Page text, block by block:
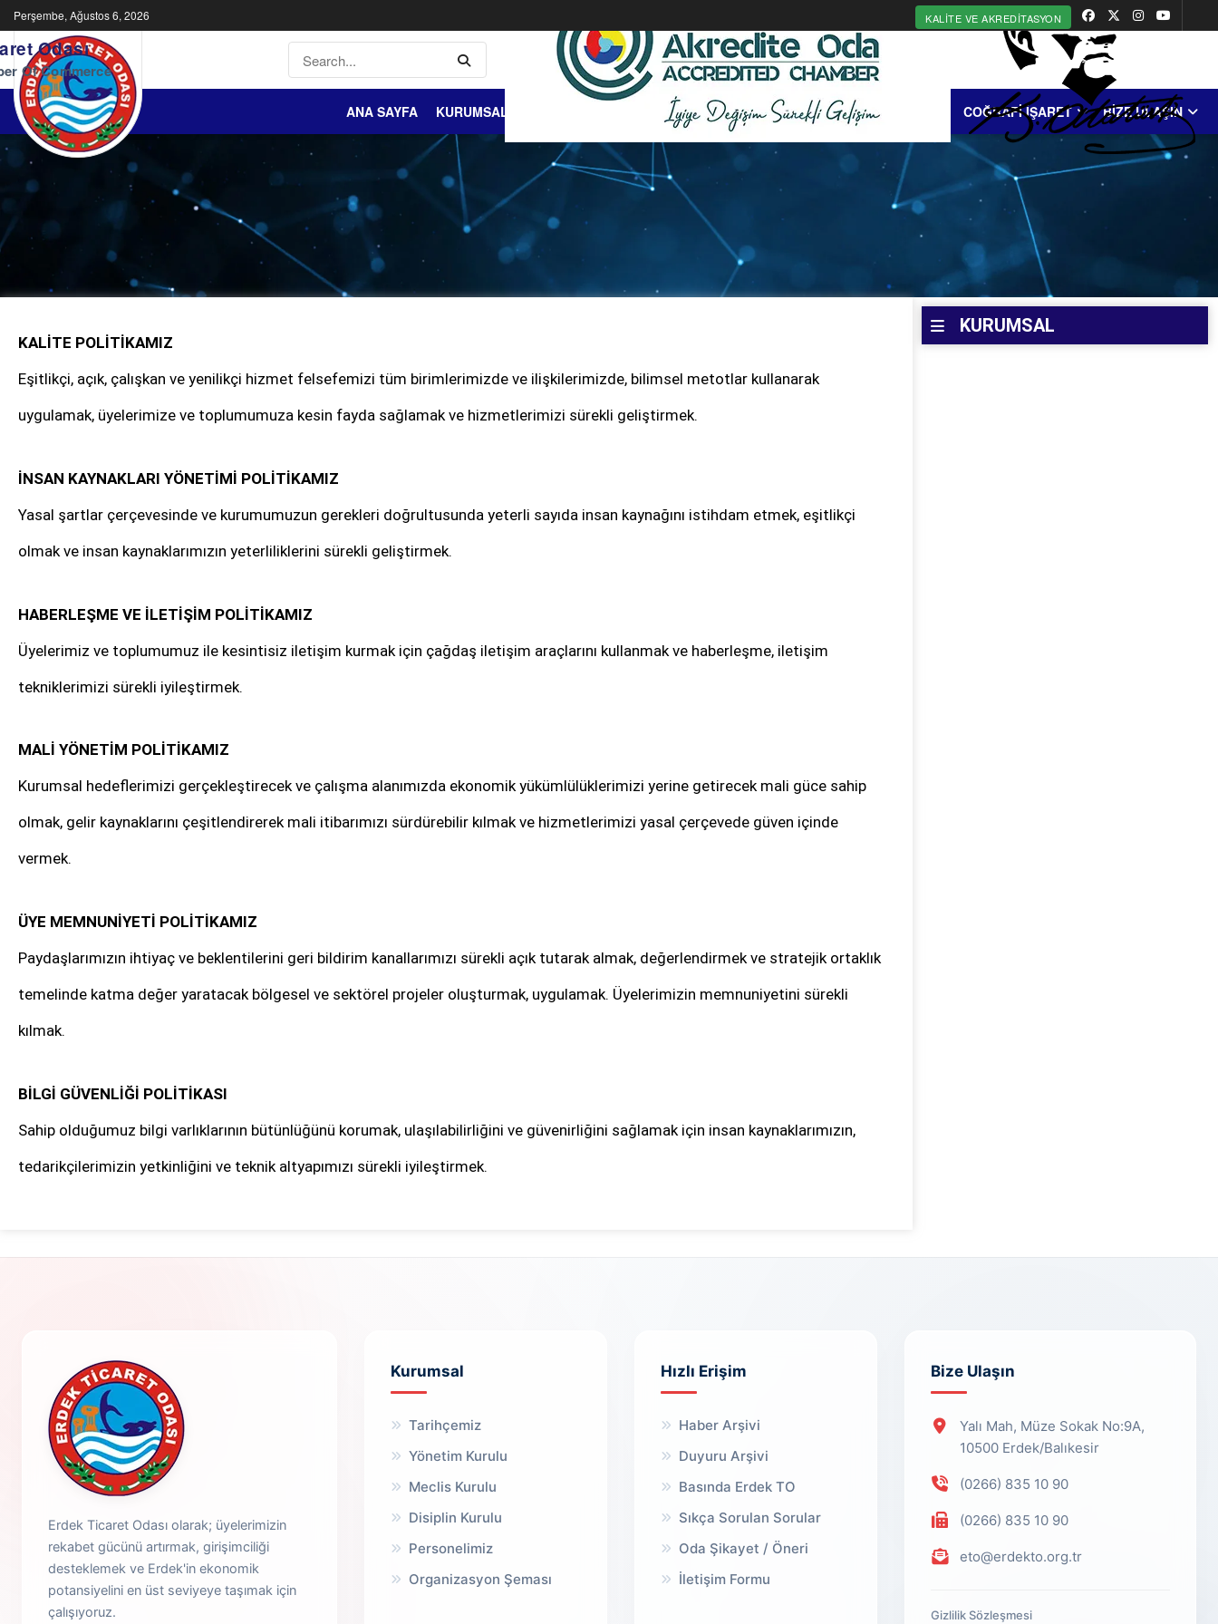
Perşembe, Ağustos 6, 2026 KALITE VE AKREDITASYON
Odası
Of Commerce
ANA SAYFA KURUMSAL DIŞ TİCARET BİLGİ MERKEZİ COĞRAFİ İŞARET BİZE ULAŞIN
KALİTE POLİTİKAMIZ
Eşitlikçi, açık, çalışkan ve yenilikçi hizmet felsefemizi tüm birimlerimizde ve ilişkilerimizde, bilimsel metotlar kullanarak
uygulamak, üyelerimize ve toplumumuza kesin fayda sağlamak ve hizmetlerimizi sürekli geliştirmek.
İNSAN KAYNAKLARI YÖNETİMİ POLİTİKAMIZ
Yasal şartlar çerçevesinde ve kurumumuzun gerekleri doğrultusunda yeterli sayıda insan kaynağını istihdam etmek, eşitlikçi
olmak ve insan kaynaklarımızın yeterliliklerini sürekli geliştirmek.
HABERLEŞME VE İLETİŞİM POLİTİKAMIZ
Üyelerimiz ve toplumumuz ile kesintisiz iletişim kurmak için çağdaş iletişim araçlarını kullanmak ve haberleşme, iletişim
tekniklerimizi sürekli iyileştirmek.
MALİ YÖNETİM POLİTİKAMIZ
Kurumsal hedeflerimizi gerçekleştirecek ve çalışma alanımızda ekonomik yükümlülüklerimizi yerine getirecek mali güce sahip
olmak, gelir kaynaklarını çeşitlendirerek mali itibarımızı sürdürebilir kılmak ve hizmetlerimizi yasal çerçevede güven içinde
vermek.
ÜYE MEMNUNİYETİ POLİTİKAMIZ
Paydaşlarımızın ihtiyaç ve beklentilerini geri bildirim kanallarımızı sürekli açık tutarak almak, değerlendirmek ve stratejik ortaklık
temelinde katma değer yaratacak bölgesel ve sektörel projeler oluşturmak, uygulamak. Üyelerimizin memnuniyetini sürekli
kılmak.
BİLGİ GÜVENLİĞİ POLİTİKASI
Sahip olduğumuz bilgi varlıklarının bütünlüğünü korumak, ulaşılabilirliğini ve güvenirliğini sağlamak için insan kaynaklarımızın,
tedarikçilerimizin yetkinliğini ve teknik altyapımızı sürekli iyileştirmek.
KURUMSAL
Erdek Ticaret Odası olarak; üyelerimizin
rekabet gücünü artırmak, girişimciliği
desteklemek ve Erdek'in ekonomik
potansiyelini en üst seviyeye taşımak için
çalışıyoruz.
Kurumsal
Tarihçemiz
Yönetim Kurulu
Meclis Kurulu
Disiplin Kurulu
Personelimiz
Organizasyon Şeması
Hızlı Erişim
Haber Arşivi
Duyuru Arşivi
Basında Erdek TO
Sıkça Sorulan Sorular
Oda Şikayet / Öneri
İletişim Formu
Bize Ulaşın
Yalı Mah, Müze Sokak No:9A,
10500 Erdek/Balıkesir
(0266) 835 10 90
(0266) 835 10 90
eto@erdekto.org.tr
Gizlilik Sözleşmesi